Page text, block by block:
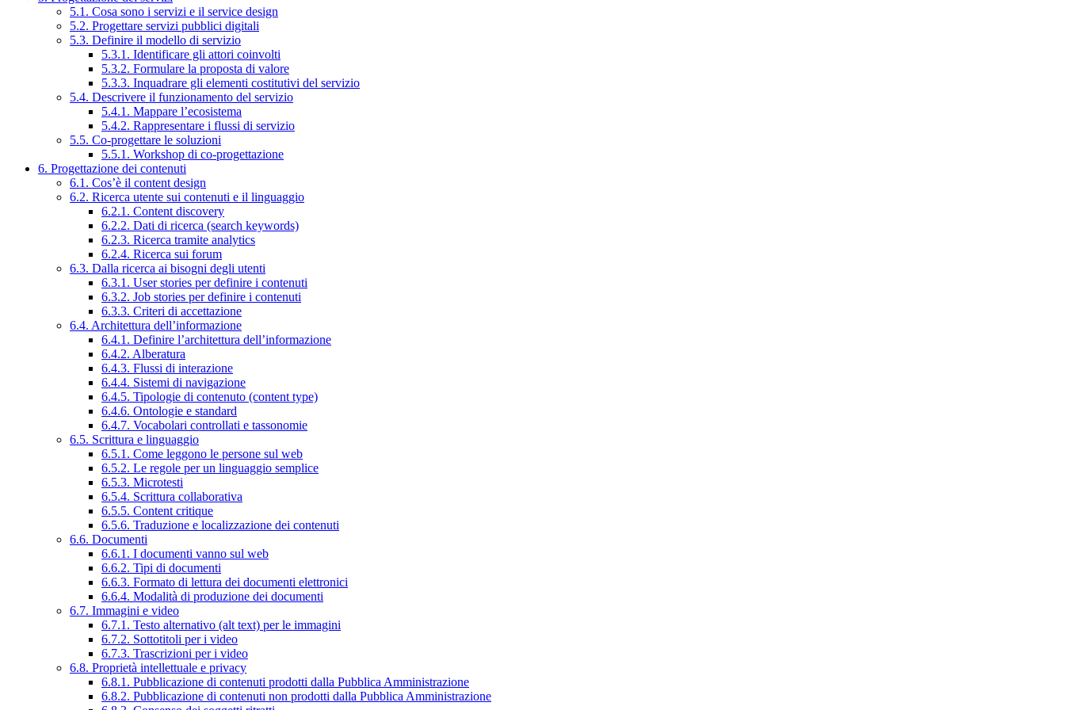
5.1. Cosa sono i servizi e il service design
5.2. Progettare servizi pubblici digitali
5.3. Definire il modello di servizio
5.3.1. Identificare gli attori coinvolti
5.3.2. Formulare la proposta di valore
5.3.3. Inquadrare gli elementi costitutivi del servizio
5.4. Descrivere il funzionamento del servizio
5.4.1. Mappare l’ecosistema
5.4.2. Rappresentare i flussi di servizio
5.5. Co-progettare le soluzioni
5.5.1. Workshop di co-progettazione
6. Progettazione dei contenuti
6.1. Cos’è il content design
6.2. Ricerca utente sui contenuti e il linguaggio
6.2.1. Content discovery
6.2.2. Dati di ricerca (search keywords)
6.2.3. Ricerca tramite analytics
6.2.4. Ricerca sui forum
6.3. Dalla ricerca ai bisogni degli utenti
6.3.1. User stories per definire i contenuti
6.3.2. Job stories per definire i contenuti
6.3.3. Criteri di accettazione
6.4. Architettura dell’informazione
6.4.1. Definire l’architettura dell’informazione
6.4.2. Alberatura
6.4.3. Flussi di interazione
6.4.4. Sistemi di navigazione
6.4.5. Tipologie di contenuto (content type)
6.4.6. Ontologie e standard
6.4.7. Vocabolari controllati e tassonomie
6.5. Scrittura e linguaggio
6.5.1. Come leggono le persone sul web
6.5.2. Le regole per un linguaggio semplice
6.5.3. Microtesti
6.5.4. Scrittura collaborativa
6.5.5. Content critique
6.5.6. Traduzione e localizzazione dei contenuti
6.6. Documenti
6.6.1. I documenti vanno sul web
6.6.2. Tipi di documenti
6.6.3. Formato di lettura dei documenti elettronici
6.6.4. Modalità di produzione dei documenti
6.7. Immagini e video
6.7.1. Testo alternativo (alt text) per le immagini
6.7.2. Sottotitoli per i video
6.7.3. Trascrizioni per i video
6.8. Proprietà intellettuale e privacy
6.8.1. Pubblicazione di contenuti prodotti dalla Pubblica Amministrazione
6.8.2. Pubblicazione di contenuti non prodotti dalla Pubblica Amministrazione